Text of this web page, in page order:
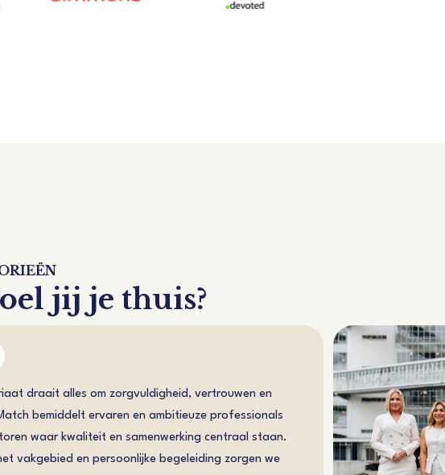
jij je thuis?
draait alles om zorgvuldigheid, vertrouwen en
bemiddelt ervaren en ambitieuze professionals
waar kwaliteit en samenwerking centraal staan.
vakgebied en persoonlijke begeleiding zorgen we